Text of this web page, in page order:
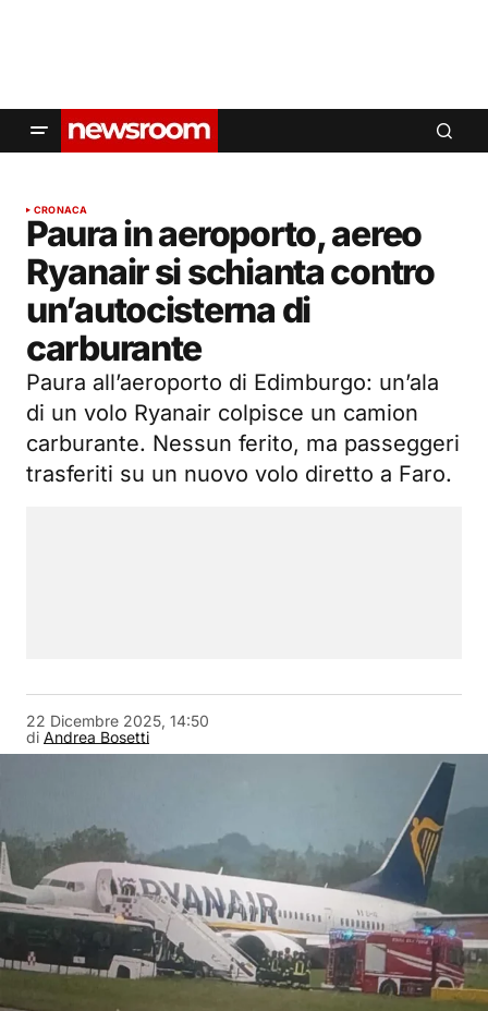
CRONACA
Paura in aeroporto, aereo
Ryanair si schianta contro
un’autocisterna di
carburante
Paura all’aeroporto di Edimburgo: un’ala
di un volo Ryanair colpisce un camion
carburante. Nessun ferito, ma passeggeri
trasferiti su un nuovo volo diretto a Faro.
di Andrea Bosetti
22 Dicembre 2025, 14:50